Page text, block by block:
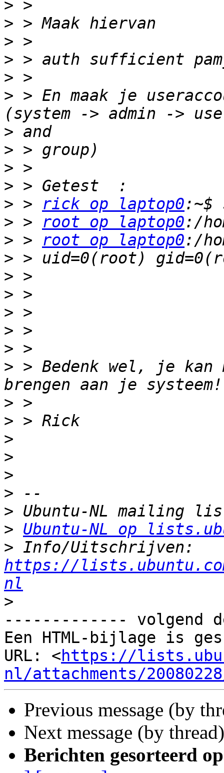
>
>
>
>
>
> > En maak je
>
>
>
>
> > rick op laptop0
> > root op laptop0
> > root op laptop0
>
>
>
>
>
>
> > Bedenk wel, je kan
>
>
>
>
>
>
>
> Ubuntu-NL op
>
https://
nl
>
------------- volgend
Een HTML-bijlage is
URL: <https://
nl/attachments/
Previous message (by
Next message (by
Berichten gesorteerd